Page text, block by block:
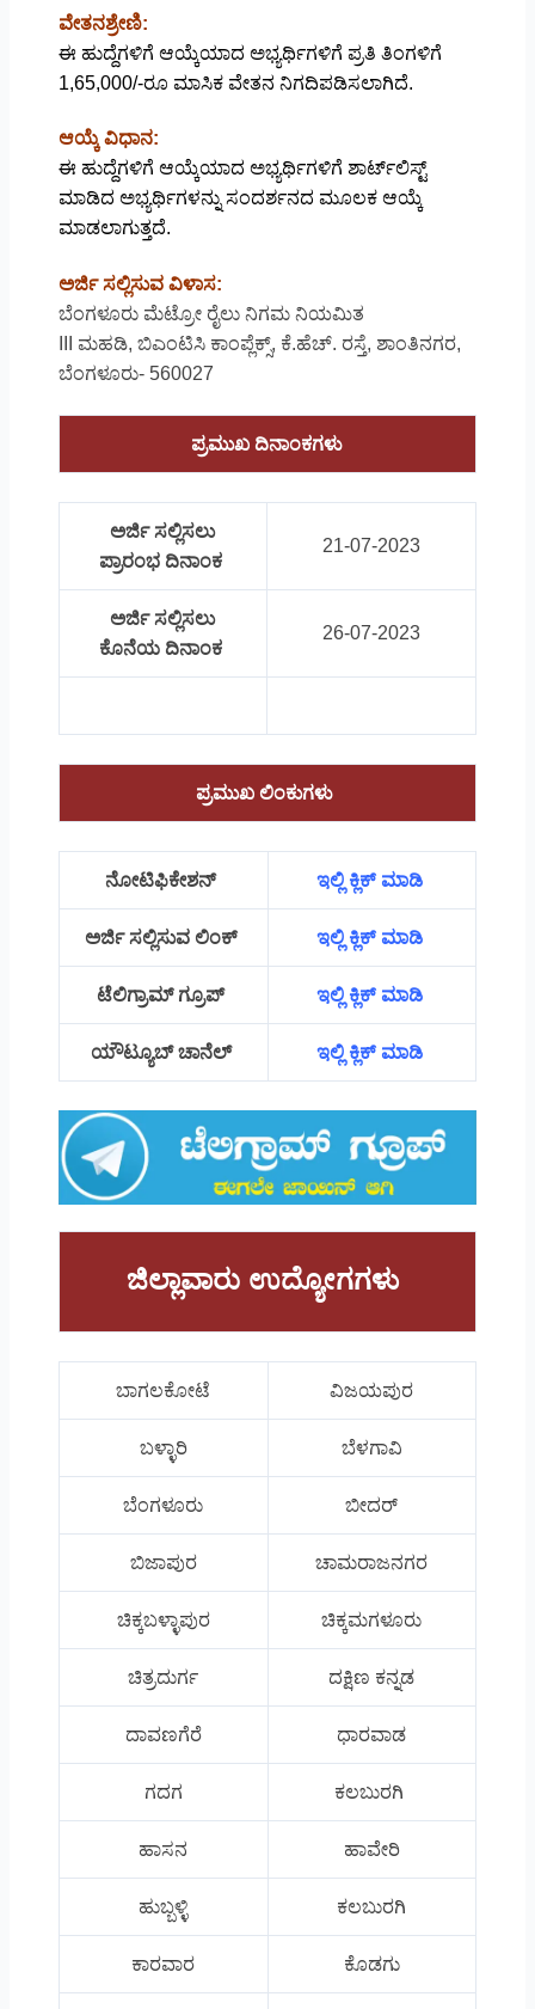
ವೇತನಶ್ರೇಣಿ:
ಈ ಹುದ್ದೆಗಳಿಗೆ ಆಯ್ಕೆಯಾದ ಅಭ್ಯರ್ಥಿಗಳಿಗೆ ಪ್ರತಿ ತಿಂಗಳಿಗೆ
1,65,000/-ರೂ ಮಾಸಿಕ ವೇತನ ನಿಗದಿಪಡಿಸಲಾಗಿದೆ.
ಆಯ್ಕೆ ವಿಧಾನ:
ಈ ಹುದ್ದೆಗಳಿಗೆ ಆಯ್ಕೆಯಾದ ಅಭ್ಯರ್ಥಿಗಳಿಗೆ ಶಾರ್ಟ್‌ಲಿಸ್ಟ್
ಮಾಡಿದ ಅಭ್ಯರ್ಥಿಗಳನ್ನು ಸಂದರ್ಶನದ ಮೂಲಕ ಆಯ್ಕೆ
ಮಾಡಲಾಗುತ್ತದೆ.
ಅರ್ಜಿ ಸಲ್ಲಿಸುವ ವಿಳಾಸ:
ಬೆಂಗಳೂರು ಮೆಟ್ರೋ ರೈಲು ನಿಗಮ ನಿಯಮಿತ
III ಮಹಡಿ, ಬಿಎಂಟಿಸಿ ಕಾಂಪ್ಲೆಕ್ಸ್, ಕೆ.ಹೆಚ್. ರಸ್ತೆ, ಶಾಂತಿನಗರ,
ಬೆಂಗಳೂರು- 560027
ಪ್ರಮುಖ ದಿನಾಂಕಗಳು
ಅರ್ಜಿ ಸಲ್ಲಿಸಲು
ಪ್ರಾರಂಭ ದಿನಾಂಕ
21-07-2023
ಅರ್ಜಿ ಸಲ್ಲಿಸಲು
ಕೊನೆಯ ದಿನಾಂಕ
26-07-2023
ಪ್ರಮುಖ ಲಿಂಕುಗಳು
ನೋಟಿಫಿಕೇಶನ್ ಇಲ್ಲಿ ಕ್ಲಿಕ್ ಮಾಡಿ
ಅರ್ಜಿ ಸಲ್ಲಿಸುವ ಲಿಂಕ್ ಇಲ್ಲಿ ಕ್ಲಿಕ್ ಮಾಡಿ
ಟೆಲಿಗ್ರಾಮ್ ಗ್ರೂಪ್ ಇಲ್ಲಿ ಕ್ಲಿಕ್ ಮಾಡಿ
ಯೌಟ್ಯೂಬ್ ಚಾನೆಲ್ ಇಲ್ಲಿ ಕ್ಲಿಕ್ ಮಾಡಿ
ಜಿಲ್ಲಾವಾರು ಉದ್ಯೋಗಗಳು
ಬಾಗಲಕೋಟೆ ವಿಜಯಪುರ
ಬಳ್ಳಾರಿ ಬೆಳಗಾವಿ
ಬೆಂಗಳೂರು ಬೀದರ್
ಬಿಜಾಪುರ ಚಾಮರಾಜನಗರ
ಚಿಕ್ಕಬಳ್ಳಾಪುರ ಚಿಕ್ಕಮಗಳೂರು
ಚಿತ್ರದುರ್ಗ ದಕ್ಷಿಣ ಕನ್ನಡ
ದಾವಣಗೆರೆ ಧಾರವಾಡ
ಗದಗ ಕಲಬುರಗಿ
ಹಾಸನ ಹಾವೇರಿ
ಹುಬ್ಬಳ್ಳಿ ಕಲಬುರಗಿ
ಕಾರವಾರ ಕೊಡಗು